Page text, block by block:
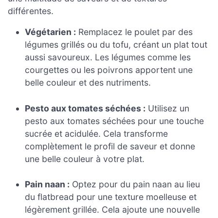
différentes.
Végétarien : Remplacez le poulet par des
légumes grillés ou du tofu, créant un plat tout
aussi savoureux. Les légumes comme les
courgettes ou les poivrons apportent une
belle couleur et des nutriments.
Pesto aux tomates séchées : Utilisez un
pesto aux tomates séchées pour une touche
sucrée et acidulée. Cela transforme
complètement le profil de saveur et donne
une belle couleur à votre plat.
Pain naan : Optez pour du pain naan au lieu
du flatbread pour une texture moelleuse et
légèrement grillée. Cela ajoute une nouvelle